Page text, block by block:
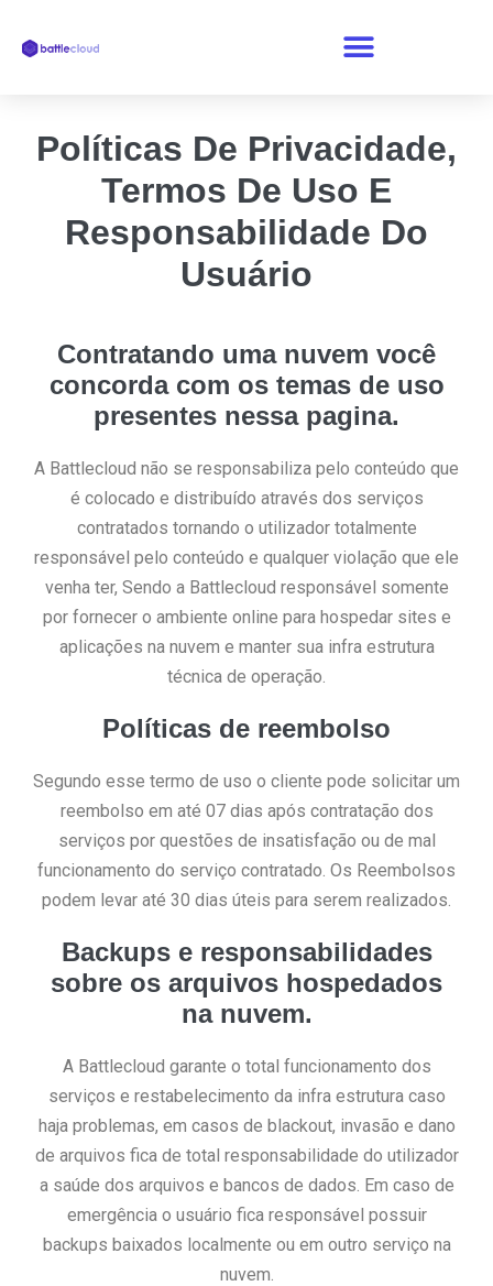
Políticas De Privacidade,
Termos De Uso E
Responsabilidade Do
Usuário
Contratando uma nuvem você
concorda com os temas de uso
presentes nessa pagina.
A Battlecloud não se responsabiliza pelo conteúdo que
é colocado e distribuído através dos serviços
contratados tornando o utilizador totalmente
responsável pelo conteúdo e qualquer violação que ele
venha ter, Sendo a Battlecloud responsável somente
por fornecer o ambiente online para hospedar sites e
aplicações na nuvem e manter sua infra estrutura
técnica de operação.
Políticas de reembolso
Segundo esse termo de uso o cliente pode solicitar um
reembolso em até 07 dias após contratação dos
serviços por questões de insatisfação ou de mal
funcionamento do serviço contratado. Os Reembolsos
podem levar até 30 dias úteis para serem realizados.
Backups e responsabilidades
sobre os arquivos hospedados
na nuvem.
A Battlecloud garante o total funcionamento dos
serviços e restabelecimento da infra estrutura caso
haja problemas, em casos de blackout, invasão e dano
de arquivos fica de total responsabilidade do utilizador
a saúde dos arquivos e bancos de dados. Em caso de
emergência o usuário fica responsável possuir
backups baixados localmente ou em outro serviço na
nuvem.